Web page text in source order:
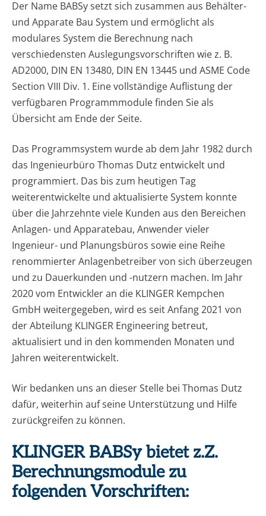
Der Name BABSy setzt sich zusammen aus Behälter-
und Apparate Bau System und ermöglicht als
modulares System die Berechnung nach
verschiedensten Auslegungsvorschriften wie z. B.
AD2000, DIN EN 13480, DIN EN 13445 und ASME Code
Section VIII Div. 1. Eine vollständige Auflistung der
verfügbaren Programmmodule finden Sie als
Übersicht am Ende der Seite.
Das Programmsystem wurde ab dem Jahr 1982 durch
das Ingenieurbüro Thomas Dutz entwickelt und
programmiert. Das bis zum heutigen Tag
weiterentwickelte und aktualisierte System konnte
über die Jahrzehnte viele Kunden aus den Bereichen
Anlagen- und Apparatebau, Anwender vieler
Ingenieur- und Planungsbüros sowie eine Reihe
renommierter Anlagenbetreiber von sich überzeugen
und zu Dauerkunden und -nutzern machen. Im Jahr
2020 vom Entwickler an die KLINGER Kempchen
GmbH weitergegeben, wird es seit Anfang 2021 von
der Abteilung KLINGER Engineering betreut,
aktualisiert und in den kommenden Monaten und
Jahren weiterentwickelt.
Wir bedanken uns an dieser Stelle bei Thomas Dutz
dafür, weiterhin auf seine Unterstützung und Hilfe
zurückgreifen zu können.
KLINGER BABSy bietet z.Z.
Berechnungsmodule zu
folgenden Vorschriften: